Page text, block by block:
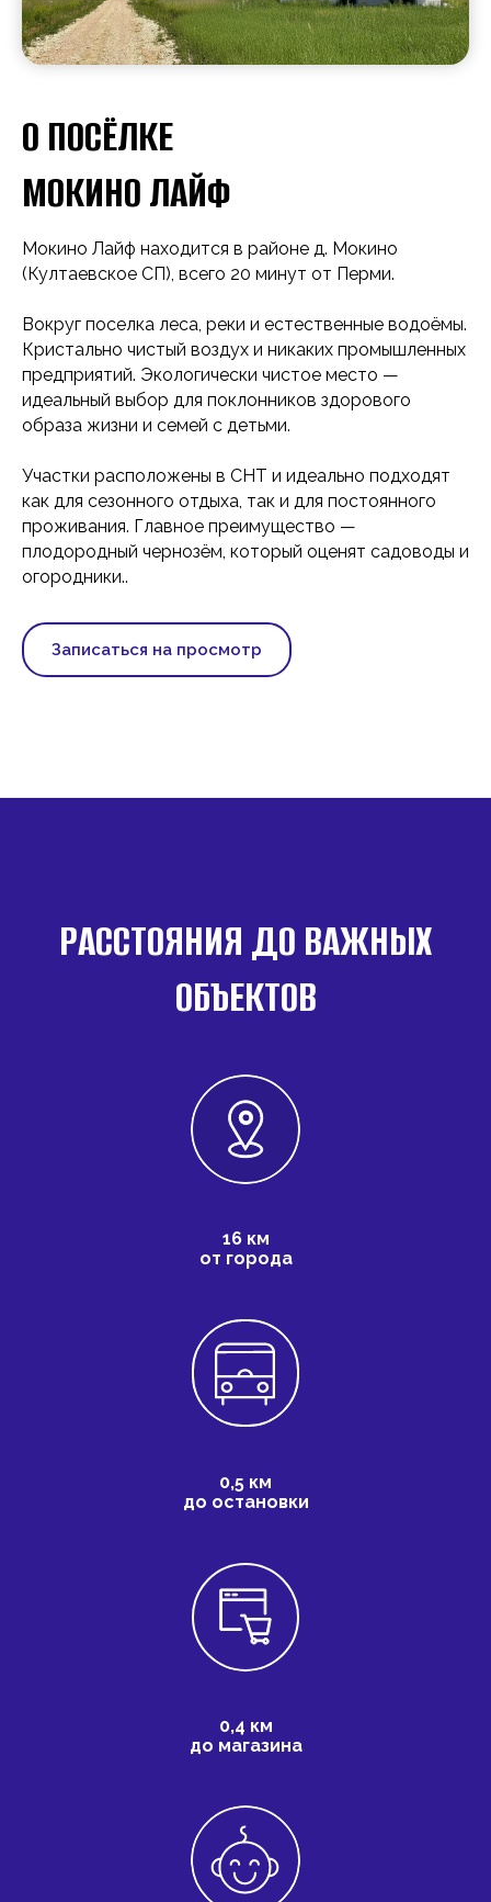
О ПОСЁЛКЕ
МОКИНО ЛАЙФ
Мокино Лайф находится в районе д. Мокино
(Култаевское СП), всего 20 минут от Перми.
Вокруг поселка леса, реки и естественные водоёмы.
Кристально чистый воздух и никаких промышленных
предприятий. Экологически чистое место —
идеальный выбор для поклонников здорового
образа жизни и семей с детьми.
Участки расположены в СНТ и идеально подходят
как для сезонного отдыха, так и для постоянного
проживания. Главное преимущество —
плодородный чернозём, который оценят садоводы и
огородники..
Записаться на просмотр
РАССТОЯНИЯ ДО ВАЖНЫХ
ОБЪЕКТОВ
16 км
от города
0,5 км
до остановки
0,4 км
до магазина